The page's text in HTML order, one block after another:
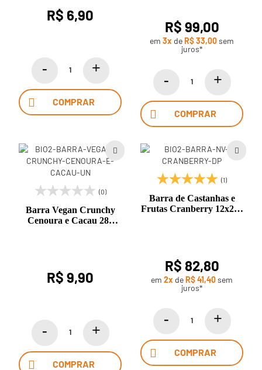
R$ 6,90
COMPRAR
R$ 99,00
em 3x deR$ 33,00sem
juros*
COMPRAR
(0)
Barra Vegan Crunchy
Cenoura e Cacau 28g
R$ 9,90
COMPRAR
(1)
Barra de Castanhas e
Frutas Cranberry 12x25g
R$ 82,80
em 2x deR$ 41,40sem
juros*
COMPRAR